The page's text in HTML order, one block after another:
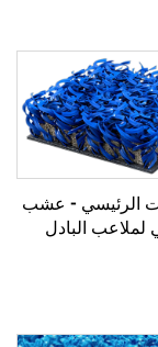
الرئيسي - عشب
لملاعب البادل